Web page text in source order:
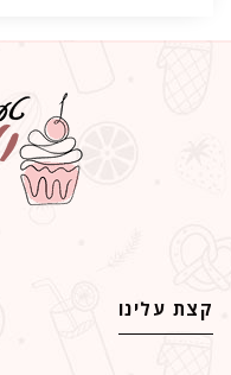
קצת עלינו